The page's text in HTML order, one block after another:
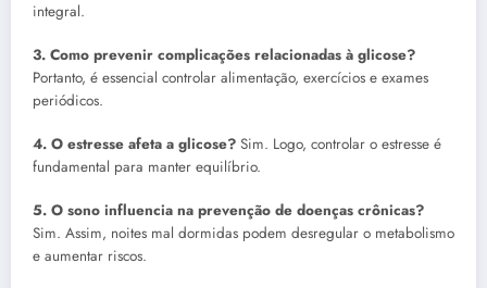
integral.
3. Como prevenir complicações relacionadas à glicose?
Portanto, é essencial controlar alimentação, exercícios e exames
periódicos.
4. O estresse afeta a glicose? Sim. Logo, controlar o estresse é
fundamental para manter equilíbrio.
5. O sono influencia na prevenção de doenças crônicas?
Sim. Assim, noites mal dormidas podem desregular o metabolismo
e aumentar riscos.